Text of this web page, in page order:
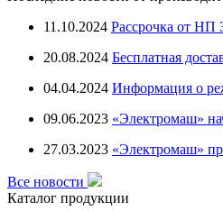
11.10.2024 Рассрочка от
20.08.2024 Бесплатная
04.04.2024 Информация о
09.06.2023 «Электромаш»
27.03.2023 «Электромаш»
Все новости
Каталог продукции